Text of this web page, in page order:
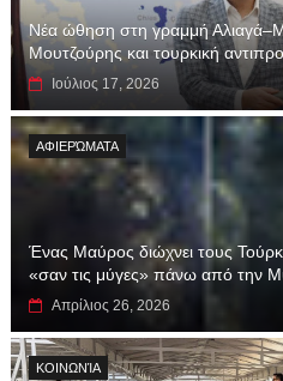
Νέα ώθηση στη γραμμή
Μουτζούρης και τουρκική
Ιούλιος 17, 2026
ΑΦΙΕΡΏΜΑΤΑ
Ένας Μαύρος διώχνει τους
«σαν τις μύγες» πάνω από την
Απρίλιος 26, 2026
ΚΟΙΝΩΝΊΑ